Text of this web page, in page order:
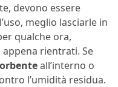
devono essere
meglio lasciarle in
qualche ora,
rientrati. Se
all’interno o
l’umidità residua.